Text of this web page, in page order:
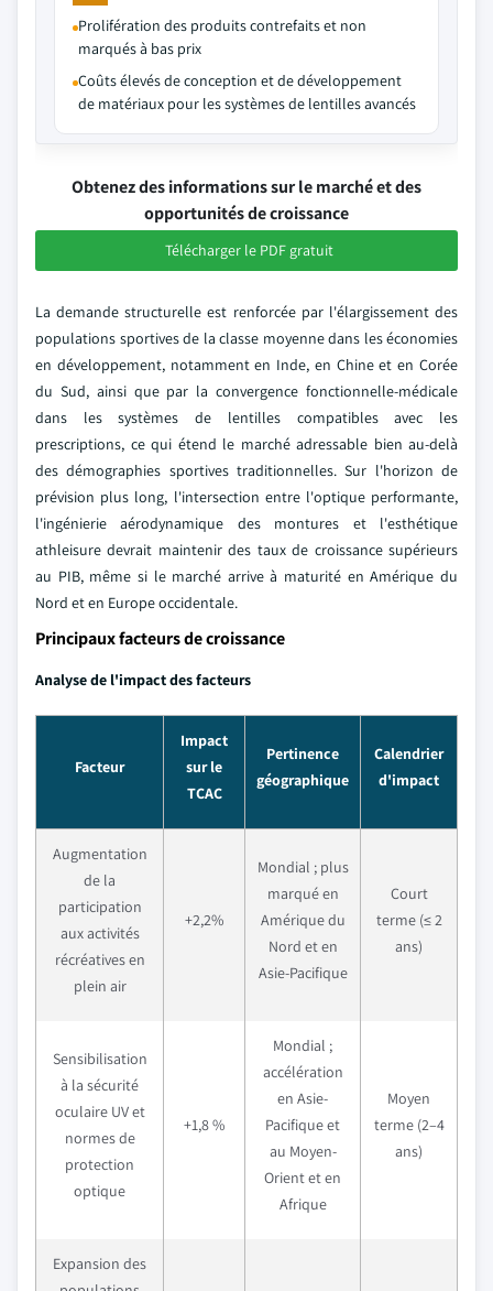
Prolifération des produits contrefaits et non
marqués à bas prix
Coûts élevés de conception et de développement
de matériaux pour les systèmes de lentilles avancés
Obtenez des informations sur le marché et des
opportunités de croissance
Télécharger le PDF gratuit
La demande structurelle est renforcée par l'élargissement des
populations sportives de la classe moyenne dans les économies
en développement, notamment en Inde, en Chine et en Corée
du Sud, ainsi que par la convergence fonctionnelle-médicale
dans les systèmes de lentilles compatibles avec les
prescriptions, ce qui étend le marché adressable bien au-delà
des démographies sportives traditionnelles. Sur l'horizon de
prévision plus long, l'intersection entre l'optique performante,
l'ingénierie aérodynamique des montures et l'esthétique
athleisure devrait maintenir des taux de croissance supérieurs
au PIB, même si le marché arrive à maturité en Amérique du
Nord et en Europe occidentale.
Principaux facteurs de croissance
Analyse de l'impact des facteurs
Facteur
Impact
sur le
TCAC
Pertinence
géographique
Calendrier
d'impact
Augmentation
de la
participation
aux activités
récréatives en
plein air
+2,2%
Mondial ; plus
marqué en
Amérique du
Nord et en
Asie-Pacifique
Court
terme (≤ 2
ans)
Sensibilisation
à la sécurité
oculaire UV et
normes de
protection
optique
+1,8 %
Mondial ;
accélération
en Asie-
Pacifique et
au Moyen-
Orient et en
Afrique
Moyen
terme (2–4
ans)
Expansion des